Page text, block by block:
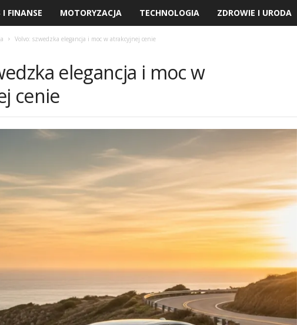
I FINANSE MOTORYZACJA TECHNOLOGIA ZDROWIE I URODA
Volvo: szwedzka elegancja i moc w atrakcyjnej cenie
elegancja i moc w
cenie